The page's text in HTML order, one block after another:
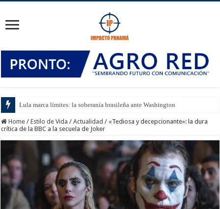
Lula marca límites: la soberanía brasileña ante Washington
Home / Estilo de Vida / Actualidad / «Tediosa y decepcionante»: la dura
crítica de la BBC a la secuela de Joker